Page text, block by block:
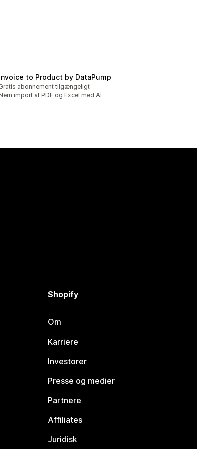
to Product by DataPump
abonnement tilgængeligt
import af PDF og Excel med AI
Shopify
Om
Karriere
Investorer
Presse og medier
Partnere
Affiliates
Juridisk